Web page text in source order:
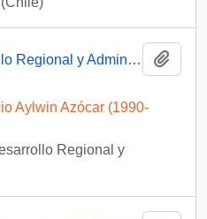
Subsecretaría de Desarrollo Regional y Administrativo (SUBDERE)
Aylwin Azócar (1990-
Regional y